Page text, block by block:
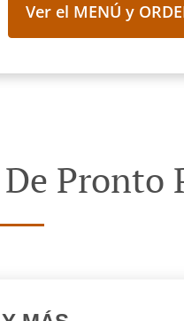
Ver el MENÚ y
Pronto